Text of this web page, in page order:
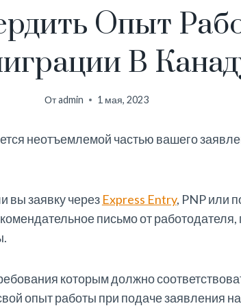
Опыт
В
Отadmin 1 мая, 2023
неотъемлемой частью вашего
вы заявку через Express Entry, PNP или
письмо от
которым должно
опыт работы при подаче заявления